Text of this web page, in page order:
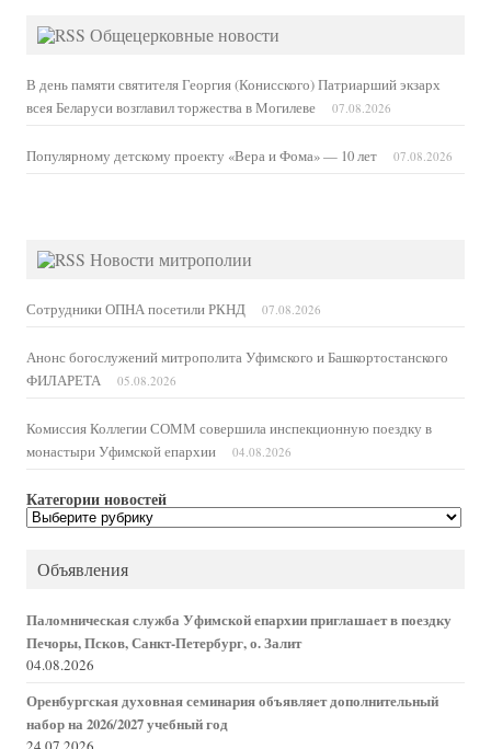
Общецерковные новости
В день памяти святителя Георгия (Конисского) Патриарший экзарх
всея Беларуси возглавил торжества в Могилеве
07.08.2026
Популярному детскому проекту «Вера и Фома» — 10 лет 07.08.2026
Новости митрополии
Сотрудники ОПНА посетили РКНД 07.08.2026
Анонс богослужений митрополита Уфимского и Башкортостанского
ФИЛАРЕТА
05.08.2026
Комиссия Коллегии СОММ совершила инспекционную поездку в
монастыри Уфимской епархии
04.08.2026
Категории новостей
Категории
новостей
Объявления
Паломническая служба Уфимской епархии приглашает в поездку
Печоры, Псков, Санкт-Петербург, о. Залит
04.08.2026
Оренбургская духовная семинария объявляет дополнительный
набор на 2026/2027 учебный год